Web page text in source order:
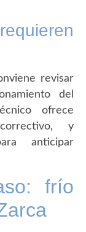
revisar
del
ofrece
y
anticipar
frío